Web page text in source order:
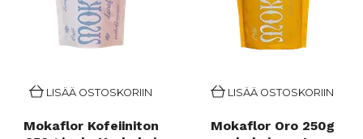
LISÄÄ OSTOSKORIIN
Mokaflor Kofeiiniton
LISÄÄ OSTOSKORIIN
Mokaflor Oro 250g